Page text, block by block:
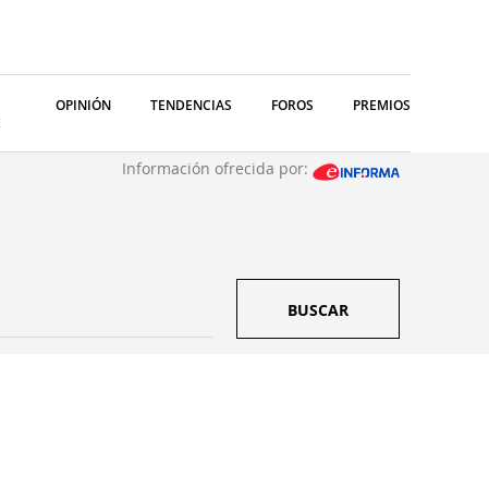
OPINIÓN TENDENCIAS FOROS PREMIOS
Información ofrecida por:
BUSCAR